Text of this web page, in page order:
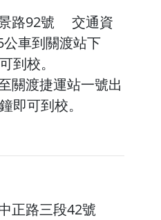
路92號 交通資
車到關渡站下
到校。
關渡捷運站一號出
即可到校。
正路三段42號